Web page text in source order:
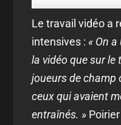
Le travail vidéo a
intensives :« On
la vidéo que sur le
joueurs de champ
ceux qui avaient
entraînés. »